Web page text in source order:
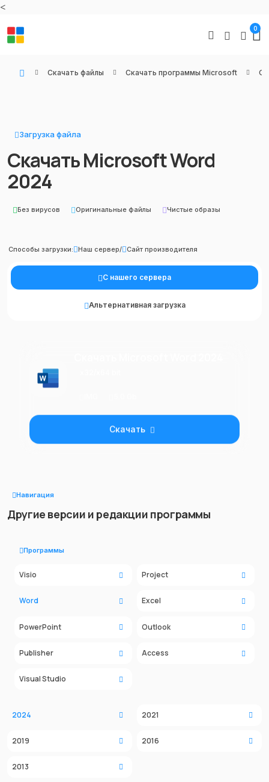
<
0
Скачать файлы Скачать программы Microsoft
Загрузка файла
Скачать Microsoft Word
2024
Без вирусов Оригинальные файлы Чистые образы
Способы загрузки: Наш сервер/ Сайт производителя
С нашего сервера
Альтернативная загрузка
Скачать
Навигация
Другие версии и редакции программы
Программы
Visio Project
Word Excel
PowerPoint Outlook
Publisher Access
Visual Studio
2024 2021
2019 2016
2013